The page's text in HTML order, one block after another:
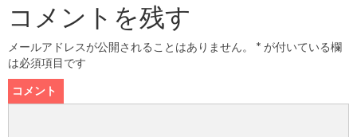
コメントを残す
メールアドレスが公開されることはありません。 * が付いている欄
は必須項目です
コメント